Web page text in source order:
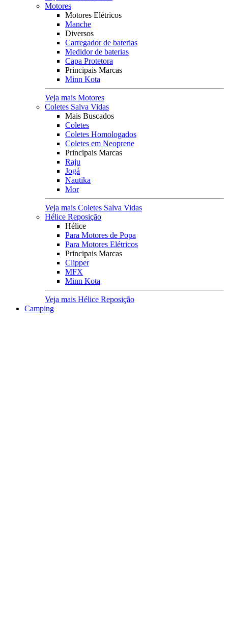
Motores
Motores Elétricos
Manche
Diversos
Carregador de baterias
Medidor de baterias
Capa Protetora
Principais Marcas
Minn Kota
Veja mais Motores
Coletes Salva Vidas
Mais Buscados
Coletes
Coletes Homologados
Coletes em Neoprene
Principais Marcas
Raju
Jogá
Nautika
Mor
Veja mais Coletes Salva Vidas
Hélice Reposição
Hélice
Para Motores de Popa
Para Motores Elétricos
Principais Marcas
Clipper
MFX
Minn Kota
Veja mais Hélice Reposição
Camping